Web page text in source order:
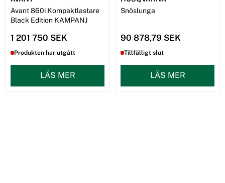
Avant 860i Kompaktlastare
Black Edition KAMPANJ
1 201 750 SEK
Produkten har utgått
LÄS MER
Snöslunga
90 878,79 SEK
Tillfälligt slut
LÄS MER